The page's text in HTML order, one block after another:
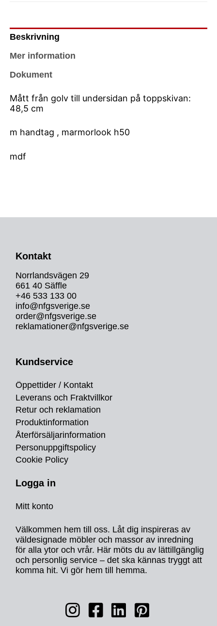
Beskrivning
Mer information
Dokument
Mått från golv till undersidan på toppskivan:
48,5 cm
m handtag , marmorlook h50
mdf
Kontakt
Norrlandsvägen 29
661 40 Säffle
+46 533 133 00
info@nfgsverige.se
order@nfgsverige.se
reklamationer@nfgsverige.se
Kundservice
Öppettider / Kontakt
Leverans och Fraktvillkor
Retur och reklamation
Produktinformation
Återförsäljarinformation
Personuppgiftspolicy
Cookie Policy
Logga in
Mitt konto
Välkommen hem till oss. Låt dig inspireras av
väldesignade möbler och massor av inredning
för alla ytor och vrår. Här möts du av lättillgänglig
och personlig service – det ska kännas tryggt att
komma hit. Vi gör hem till hemma.